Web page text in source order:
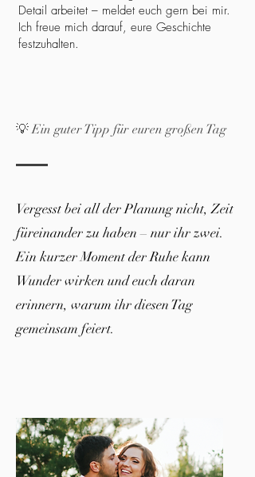
Detail arbeitet – meldet euch gern bei mir.
Ich freue mich darauf, eure Geschichte
festzuhalten.
💡 Ein guter Tipp für euren großen Tag
Vergesst bei all der Planung nicht, Zeit
füreinander zu haben – nur ihr zwei.
Ein kurzer Moment der Ruhe kann
Wunder wirken und euch daran
erinnern, warum ihr diesen Tag
gemeinsam feiert.